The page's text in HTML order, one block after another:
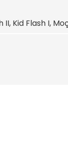
II, Kid Flash I,